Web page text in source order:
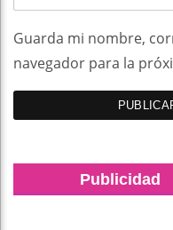
Guarda mi nombre,
navegador para la
Publicidad